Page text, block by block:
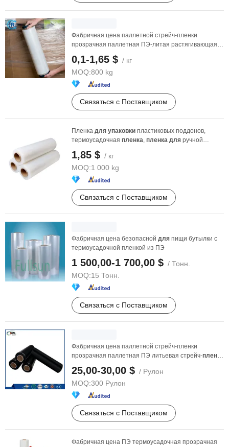
Фабричная цена паллетной стрейч-пленки
прозрачная паллетная ПЭ-литая растягивающаяся
0,1-1,65 $ / кг
MOQ:800 kg
Связаться с Поставщиком
Пленка для упаковки пластиковых поддонов,
термоусадочная пленка, пленка для ручной
растяжки, цена
1,85 $ / кг
MOQ:1 000 kg
Связаться с Поставщиком
Фабричная цена безопасной для пищи бутылки с
термоусадочной пленкой из ПЭ
1 500,00-1 700,00 $ / Тонн.
MOQ:15 Тонн.
Связаться с Поставщиком
Фабричная цена паллетной стрейч-пленки
прозрачная паллетная ПЭ литьевая стрейч-пленка
25,00-30,00 $ / Рулон
MOQ:300 Рулон
Связаться с Поставщиком
Фабричная цена ПЭ термоусадочная прозрачная